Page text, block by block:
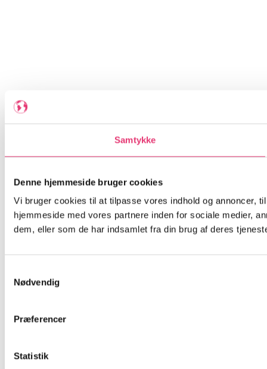
Samtykke
Denne hjemmeside bruger cookies
Vi bruger cookies til at tilpasse vores indhold og annoncer,
hjemmeside med vores partnere inden for sociale medier,
dem, eller som de har indsamlet fra din brug af deres
Nødvendig
Præferencer
Statistik